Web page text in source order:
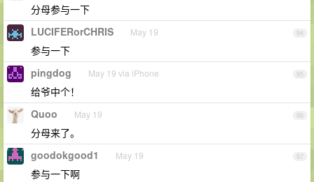
分母参与一下
94
LUCIFERorCHRIS May 19
参与一下
95
pingdog May 19 via iPhone
给爷中个！
96
Quoo May 19
分母来了。
97
goodokgood1 May 19
参与一下啊